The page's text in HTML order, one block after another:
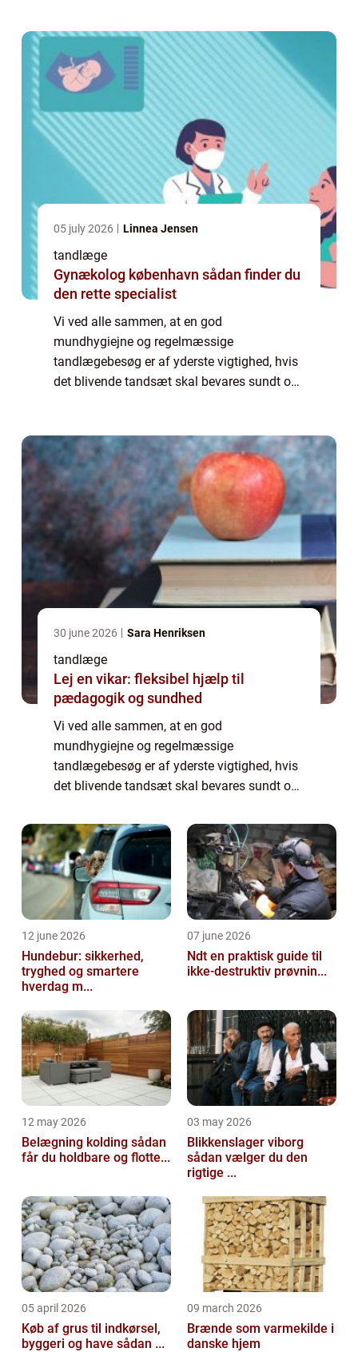
mange som vælger ...
05 july 2026 Linnea Jensen
tandlæge
Gynækolog københavn sådan finder du
den rette specialist
Vi ved alle sammen, at en god
mundhygiejne og regelmæssige
tandlægebesøg er af yderste vigtighed, hvis
det blivende tandsæt skal bevares sundt og
mange som vælger ...
30 june 2026 Sara Henriksen
tandlæge
Lej en vikar: fleksibel hjælp til
pædagogik og sundhed
Vi ved alle sammen, at en god
mundhygiejne og regelmæssige
tandlægebesøg er af yderste vigtighed, hvis
det blivende tandsæt skal bevares sundt og
af os opretholder det første bud, er der
mange som vælger ...
12 june 2026
Hundebur: sikkerhed,
tryghed og smartere
hverdag m...
07 june 2026
Ndt en praktisk guide til
ikke-destruktiv prøvnin...
12 may 2026
Belægning kolding sådan
får du holdbare og flotte...
03 may 2026
Blikkenslager viborg
sådan vælger du den
rigtige ...
05 april 2026
Køb af grus til indkørsel,
byggeri og have sådan ...
09 march 2026
Brænde som varmekilde i
danske hjem